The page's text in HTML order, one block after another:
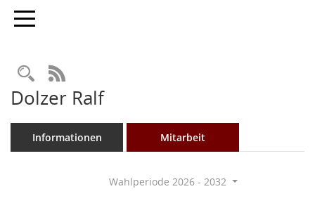
Toggle navigation
Rechercheauswahl
RSS-Feed
Dolzer Ralf
Informationen Mitarbeit
Wahlperiode 2026 - 2032